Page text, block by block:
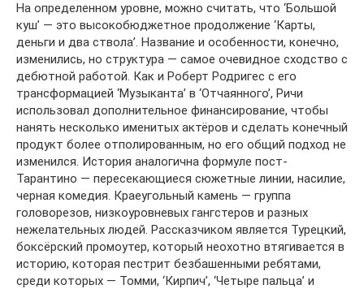
На определенном уровне, можно считать, что ‘Большой
куш’ — это высокобюджетное продолжение ‘Карты,
деньги и два ствола’. Название и особенности, конечно,
изменились, но структура — самое очевидное сходство с
дебютной работой. Как и Роберт Родригес с его
трансформацией ‘Музыканта’ в ‘Отчаянного’, Ричи
использовал дополнительное финансирование, чтобы
нанять несколько именитых актёров и сделать конечный
продукт более отполированным, но его общий подход не
изменился. История аналогична формуле пост-
Тарантино — пересекающиеся сюжетные линии, насилие,
черная комедия. Краеугольный камень — группа
головорезов, низкоуровневых гангстеров и разных
нежелательных людей. Рассказчиком является Турецкий,
боксёрский промоутер, который неохотно втягивается в
историю, которая пестрит безбашенными ребятами,
среди которых — Томми, ‘Кирпич’, ‘Четыре пальца’ и